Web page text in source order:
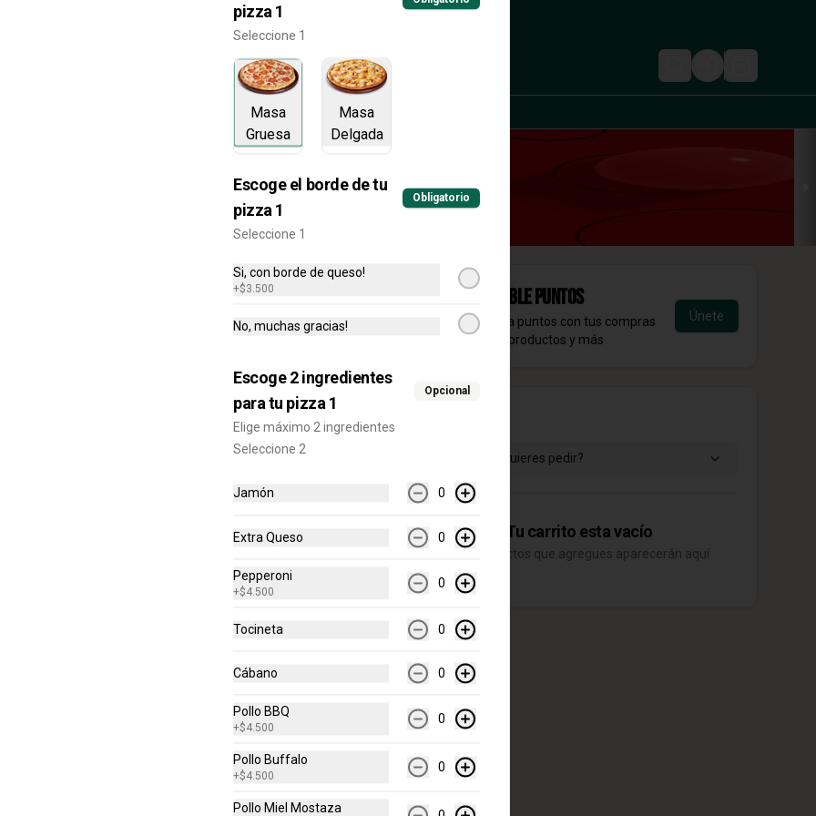
Login
2 PIZZAS GRANDES +
ROLLS
2 Pizzas grandes 1 ingrediente (16
+ Pepsi 1.5L
+ Arequipe o Cinnamon Rolls (16
$83.000$144.200
DOBBLE PIZZAS
X6 + ROLLS X16
2 pizzas medianas de 1
Ingrediente, cada una de 6
Pancitos x6 (Ajo o Cinnamon) +
Acumula DOBBLE Puntos
Regístrate, gana puntos con tus compras
y canjealos por productos y más
Únete
¿Dónde quieres pedir?
Tu carrito esta vacío
Los productos que agregues aparecerán aquí
pizza 1
Seleccione 1
Masa
Gruesa
Masa
Delgada
Escoge el borde de tu
pizza 1
Obligatorio
Seleccione 1
Si, con borde de queso!
+$3.500
No, muchas gracias!
Escoge 2 ingredientes
para tu pizza 1
Opcional
Elige máximo 2 ingredientes
Seleccione 2
Jamón 0
Extra Queso 0
Pepperoni
+$4.500
0
Tocineta 0
Cábano 0
Pollo BBQ
+$4.500
0
Pollo Buffalo
+$4.500
0
Pollo Miel Mostaza